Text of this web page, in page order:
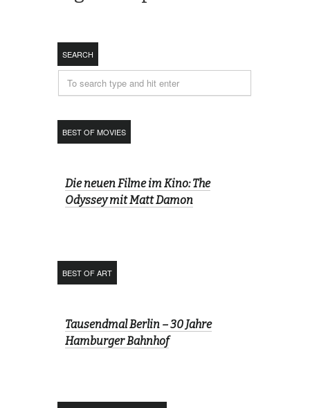
SEARCH
BEST OF MOVIES
Die neuen Filme im Kino: The
Odyssey mit Matt Damon
BEST OF ART
Tausendmal Berlin – 30 Jahre
Hamburger Bahnhof